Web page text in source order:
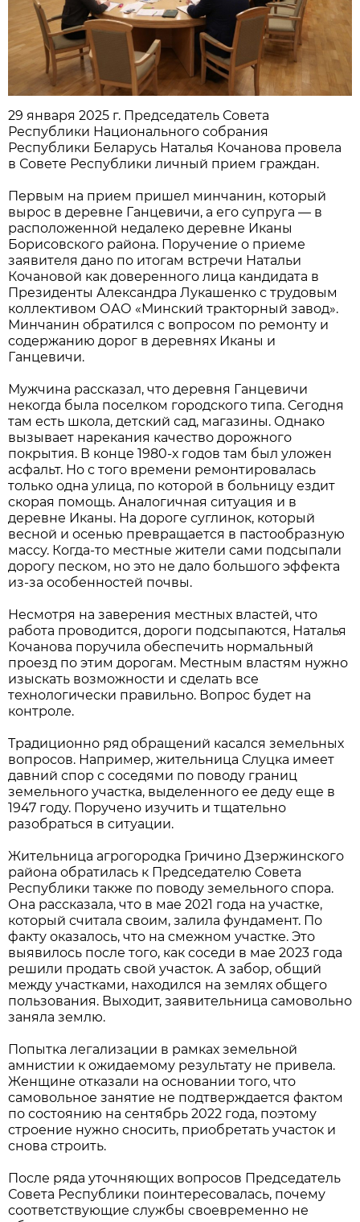
29 января 2025 г. Председатель Совета
Республики Национального собрания
Республики Беларусь Наталья Кочанова провела
в Совете Республики личный прием граждан.
Первым на прием пришел минчанин, который
вырос в деревне Ганцевичи, а его супруга — в
расположенной недалеко деревне Иканы
Борисовского района. Поручение о приеме
заявителя дано по итогам встречи Натальи
Кочановой как доверенного лица кандидата в
Президенты Александра Лукашенко с трудовым
коллективом ОАО «Минский тракторный завод».
Минчанин обратился с вопросом по ремонту и
содержанию дорог в деревнях Иканы и
Ганцевичи.
Мужчина рассказал, что деревня Ганцевичи
некогда была поселком городского типа. Сегодня
там есть школа, детский сад, магазины. Однако
вызывает нарекания качество дорожного
покрытия. В конце 1980-х годов там был уложен
асфальт. Но с того времени ремонтировалась
только одна улица, по которой в больницу ездит
скорая помощь. Аналогичная ситуация и в
деревне Иканы. На дороге суглинок, который
весной и осенью превращается в пастообразную
массу. Когда-то местные жители сами подсыпали
дорогу песком, но это не дало большого эффекта
из-за особенностей почвы.
Несмотря на заверения местных властей, что
работа проводится, дороги подсыпаются, Наталья
Кочанова поручила обеспечить нормальный
проезд по этим дорогам. Местным властям нужно
изыскать возможности и сделать все
технологически правильно. Вопрос будет на
контроле.
Традиционно ряд обращений касался земельных
вопросов. Например, жительница Слуцка имеет
давний спор с соседями по поводу границ
земельного участка, выделенного ее деду еще в
1947 году. Поручено изучить и тщательно
разобраться в ситуации.
Жительница агрогородка Гричино Дзержинского
района обратилась к Председателю Совета
Республики также по поводу земельного спора.
Она рассказала, что в мае 2021 года на участке,
который считала своим, залила фундамент. По
факту оказалось, что на смежном участке. Это
выявилось после того, как соседи в мае 2023 года
решили продать свой участок. А забор, общий
между участками, находился на землях общего
пользования. Выходит, заявительница самовольно
заняла землю.
Попытка легализации в рамках земельной
амнистии к ожидаемому результату не привела.
Женщине отказали на основании того, что
самовольное занятие не подтверждается фактом
по состоянию на сентябрь 2022 года, поэтому
строение нужно сносить, приобретать участок и
снова строить.
После ряда уточняющих вопросов Председатель
Совета Республики поинтересовалась, почему
соответствующие службы своевременно не